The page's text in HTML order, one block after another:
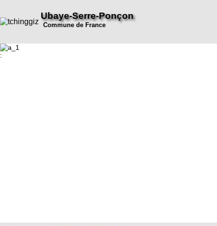
Ubaye-Serre-Ponçon
Commune de France
: